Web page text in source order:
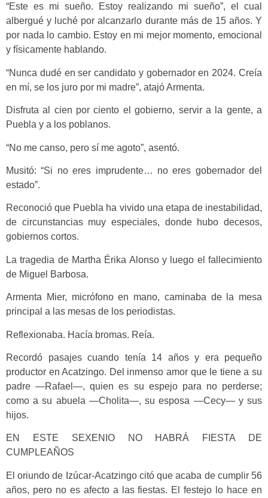
“Este es mi sueño. Estoy realizando mi sueño”, el cual
albergué y luché por alcanzarlo durante más de 15 años. Y
por nada lo cambio. Estoy en mi mejor momento, emocional
y físicamente hablando.
“Nunca dudé en ser candidato y gobernador en 2024. Creía
en mí, se los juro por mi madre”, atajó Armenta.
Disfruta al cien por ciento el gobierno, servir a la gente, a
Puebla y a los poblanos.
“No me canso, pero sí me agoto”, asentó.
Musitó: “Si no eres imprudente… no eres gobernador del
estado”.
Reconoció que Puebla ha vivido una etapa de inestabilidad,
de circunstancias muy especiales, donde hubo decesos,
gobiernos cortos.
La tragedia de Martha Érika Alonso y luego el fallecimiento
de Miguel Barbosa.
Armenta Mier, micrófono en mano, caminaba de la mesa
principal a las mesas de los periodistas.
Reflexionaba. Hacía bromas. Reía.
Recordó pasajes cuando tenía 14 años y era pequeño
productor en Acatzingo. Del inmenso amor que le tiene a su
padre —Rafael—, quien es su espejo para no perderse;
como a su abuela —Cholita—, su esposa —Cecy— y sus
hijos.
EN ESTE SEXENIO NO HABRÁ FIESTA DE
CUMPLEAÑOS
El oriundo de Izúcar-Acatzingo citó que acaba de cumplir 56
años, pero no es afecto a las fiestas. El festejo lo hace en